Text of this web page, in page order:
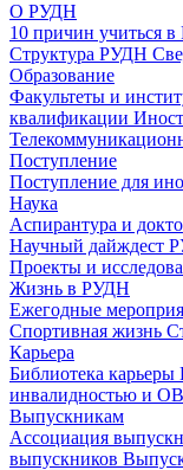
О РУДН
10 причин учиться
Структура РУДН
Образование
Факультеты и
квалификации
Поступление
Поступление для
Наука
Аспирантура и
Научный дайждест
Проекты и
Жизнь в РУДН
Ежегодные
Спортивная жизнь
Карьера
Библиотека карьеры
инвалидностью и
Выпускникам
Ассоциация
выпускников